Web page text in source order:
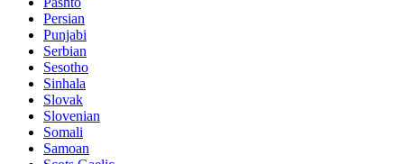
Persian
Punjabi
Serbian
Sesotho
Sinhala
Slovak
Slovenian
Somali
Samoan